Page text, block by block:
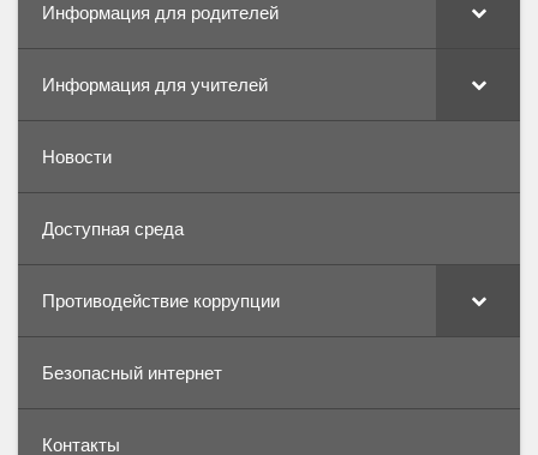
Информация для родителей
Информация для учителей
Новости
Доступная среда
Противодействие коррупции
Безопасный интернет
Контакты